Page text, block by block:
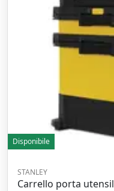
Disponibile
STANLEY
Carrello porta